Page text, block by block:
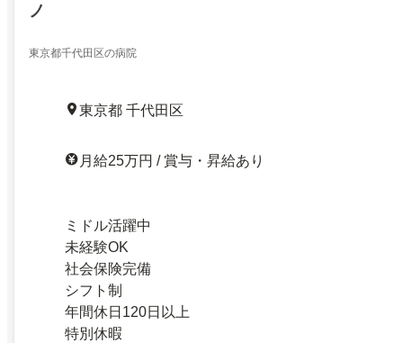
ノ
東京都千代田区の病院
東京都 千代田区
月給25万円 / 賞与・昇給あり
ミドル活躍中
未経験OK
社会保険完備
シフト制
年間休日120日以上
特別休暇